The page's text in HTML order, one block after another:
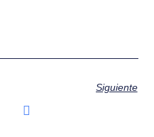
Siguiente